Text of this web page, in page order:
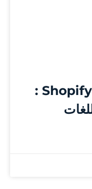
تحسين SEO الدولي Shopify :